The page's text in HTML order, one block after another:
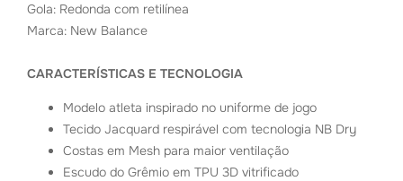
Gola: Redonda com retilínea
Marca: New Balance
CARACTERÍSTICAS E TECNOLOGIA
Modelo atleta inspirado no uniforme de jogo
Tecido Jacquard respirável com tecnologia NB Dry
Costas em Mesh para maior ventilação
Escudo do Grêmio em TPU 3D vitrificado